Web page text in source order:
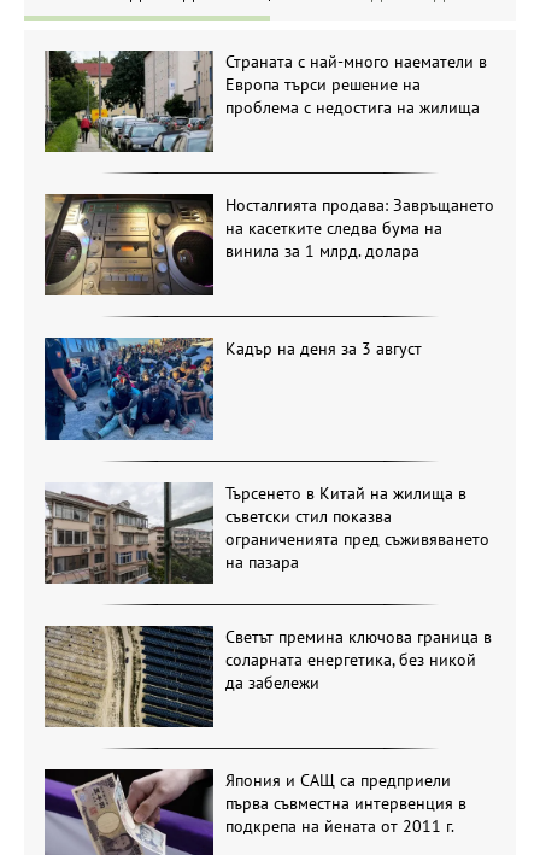
Страната с най-много наематели в
Европа търси решение на
проблема с недостига на жилища
Носталгията продава: Завръщането
на касетките следва бума на
винила за 1 млрд. долара
Кадър на деня за 3 август
Търсенето в Китай на жилища в
съветски стил показва
ограниченията пред съживяването
на пазара
Светът премина ключова граница в
соларната енергетика, без никой
да забележи
Япония и САЩ са предприели
първа съвместна интервенция в
подкрепа на йената от 2011 г.